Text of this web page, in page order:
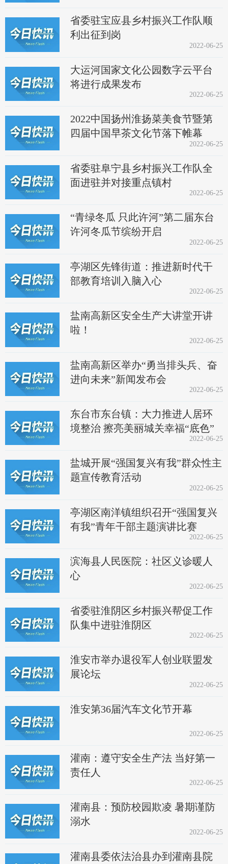
省委驻宝应县乡村振兴工作队顺
利出征到岗
2022-06-25
大运河国家文化公园数字云平台
将进行成果发布
2022-06-25
2022中国扬州淮扬菜美食节暨第
四届中国早茶文化节落下帷幕
2022-06-25
省委驻阜宁县乡村振兴工作队全
面进驻并对接重点镇村
2022-06-25
“青绿冬瓜 只此许河”第二届东台
许河冬瓜节缤纷开启
2022-06-25
亭湖区先锋街道：推进新时代干
部教育培训入脑入心
2022-06-25
盐南高新区安全生产大讲堂开讲
啦！
2022-06-25
盐南高新区举办“勇当排头兵、奋
进向未来”新闻发布会
2022-06-25
东台市东台镇：大力推进人居环
境整治 擦亮美丽城关幸福“底色”
2022-06-25
盐城开展“强国复兴有我”群众性主
题宣传教育活动
2022-06-25
亭湖区南洋镇组织召开“强国复兴
有我”青年干部主题演讲比赛
2022-06-25
滨海县人民医院：社区义诊暖人
心
2022-06-25
省委驻淮阴区乡村振兴帮促工作
队集中进驻淮阴区
2022-06-25
淮安市举办退役军人创业联盟发
展论坛
2022-06-25
淮安第36届汽车文化节开幕
2022-06-25
灌南：遵守安全生产法 当好第一
责任人
2022-06-25
灌南县：预防校园欺凌 暑期谨防
溺水
2022-06-25
灌南县委依法治县办到灌南县院